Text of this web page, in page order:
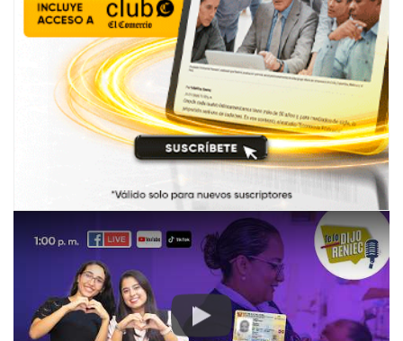
conforme comparte RPP.